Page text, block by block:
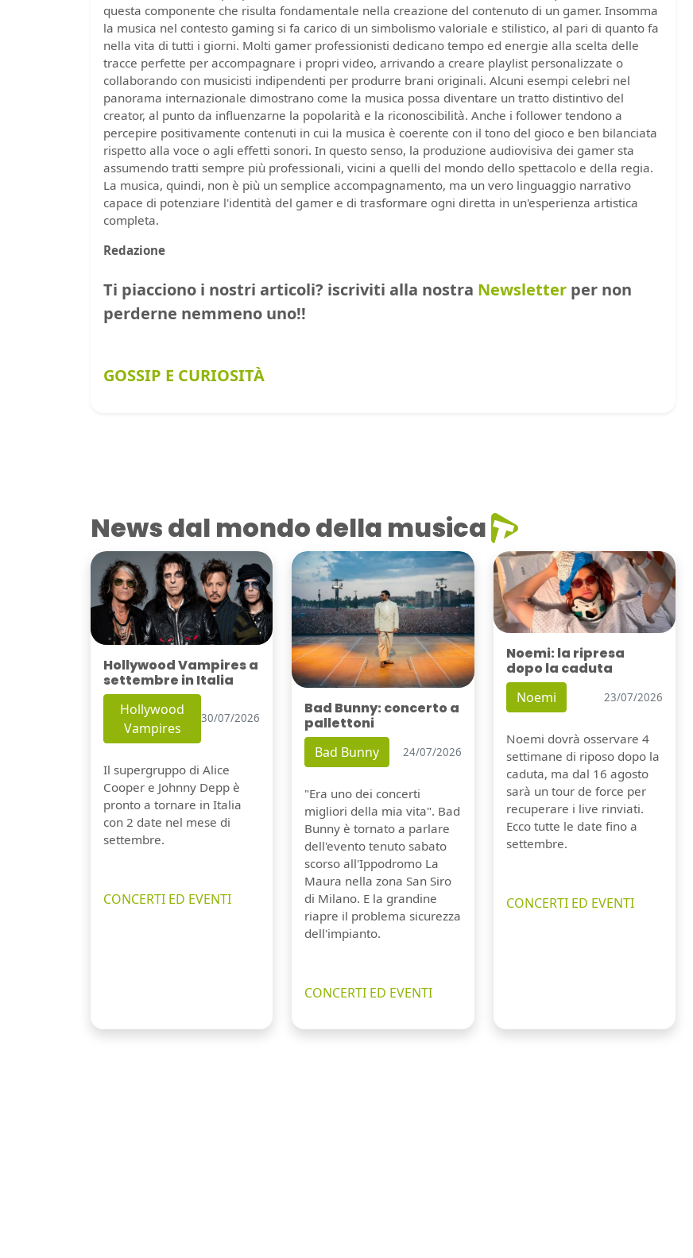
questa componente che risulta fondamentale nella creazione del contenuto di un gamer. Insomma
la musica nel contesto gaming si fa carico di un simbolismo valoriale e stilistico, al pari di quanto fa
nella vita di tutti i giorni. Molti gamer professionisti dedicano tempo ed energie alla scelta delle
tracce perfette per accompagnare i propri video, arrivando a creare playlist personalizzate o
collaborando con musicisti indipendenti per produrre brani originali. Alcuni esempi celebri nel
panorama internazionale dimostrano come la musica possa diventare un tratto distintivo del
creator, al punto da influenzarne la popolarità e la riconoscibilità. Anche i follower tendono a
percepire positivamente contenuti in cui la musica è coerente con il tono del gioco e ben bilanciata
rispetto alla voce o agli effetti sonori. In questo senso, la produzione audiovisiva dei gamer sta
assumendo tratti sempre più professionali, vicini a quelli del mondo dello spettacolo e della regia.
La musica, quindi, non è più un semplice accompagnamento, ma un vero linguaggio narrativo
capace di potenziare l'identità del gamer e di trasformare ogni diretta in un'esperienza artistica
completa.
Redazione
Ti piacciono i nostri articoli? iscriviti alla nostra Newsletter per non
perderne nemmeno uno!!
GOSSIP E CURIOSITÀ
News dal mondo della musica
Hollywood Vampires a
settembre in Italia
Hollywood
Vampires
30/07/2026
Il supergruppo di Alice
Cooper e Johnny Depp è
pronto a tornare in Italia
con 2 date nel mese di
settembre.
CONCERTI ED EVENTI
Bad Bunny: concerto a
pallettoni
Bad Bunny 24/07/2026
"Era uno dei concerti
migliori della mia vita". Bad
Bunny è tornato a parlare
dell'evento tenuto sabato
scorso all'Ippodromo La
Maura nella zona San Siro
di Milano. E la grandine
riapre il problema sicurezza
dell'impianto.
CONCERTI ED EVENTI
Noemi: la ripresa
dopo la caduta
Noemi 23/07/2026
Noemi dovrà osservare 4
settimane di riposo dopo la
caduta, ma dal 16 agosto
sarà un tour de force per
recuperare i live rinviati.
Ecco tutte le date fino a
settembre.
CONCERTI ED EVENTI